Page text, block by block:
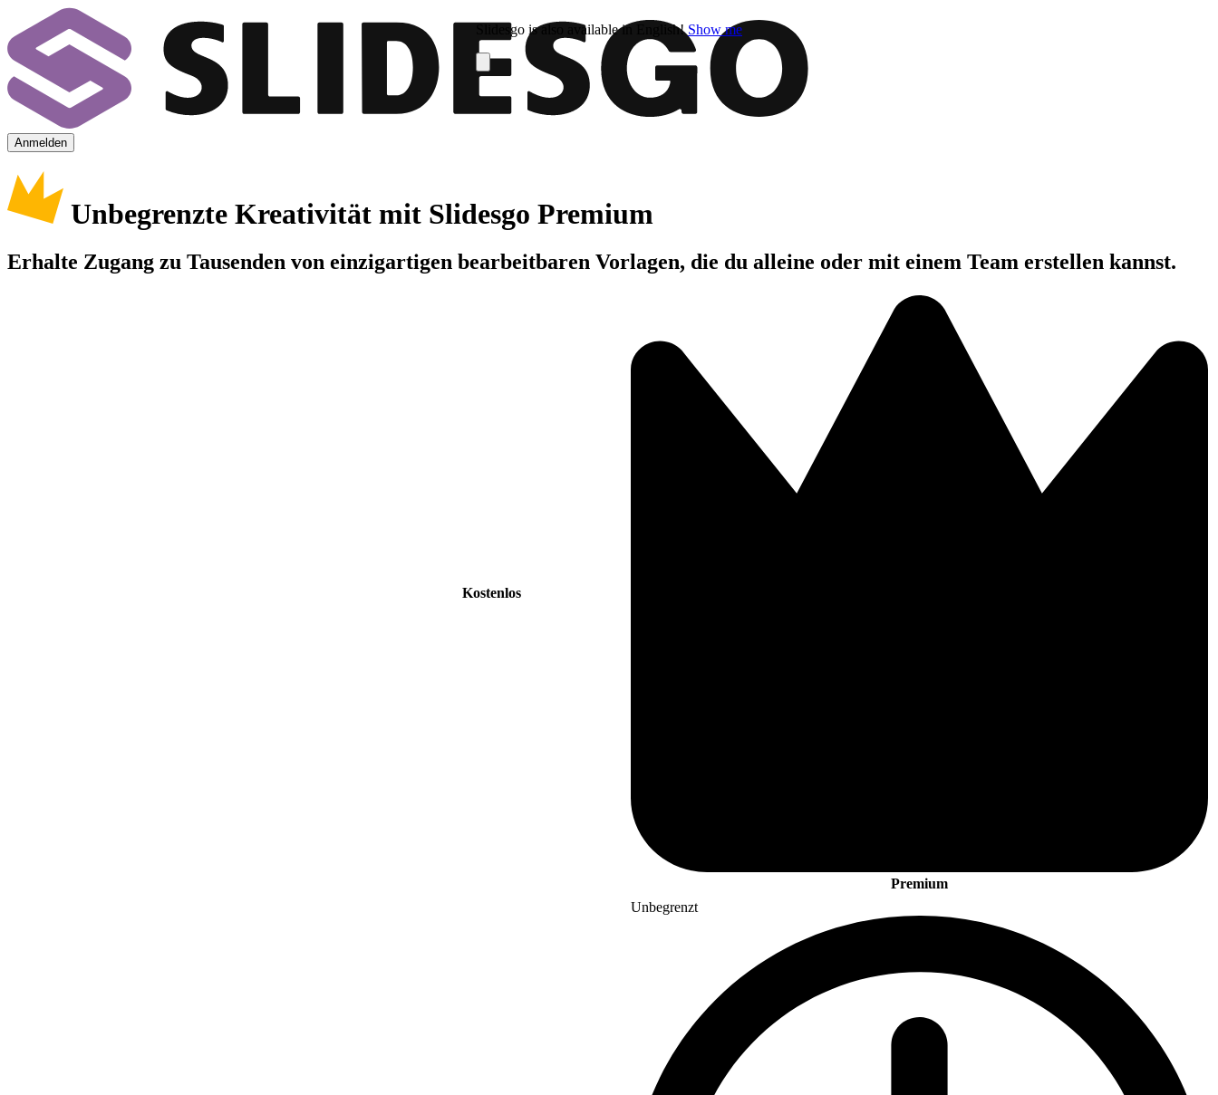
Slidesgo is also available in English! Show me
Anmelden
Unbegrenzte Kreativität mit Slidesgo Premium
Erhalte Zugang zu Tausenden von einzigartigen bearbeitbaren Vorlagen, die du alleine oder mit einem Team erstellen kannst.
Kostenlos
Premium
Unbegrenzt